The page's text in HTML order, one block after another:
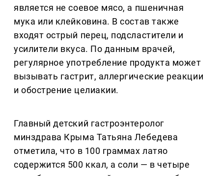
является не соевое мясо, а пшеничная
мука или клейковина. В состав также
входят острый перец, подсластители и
усилители вкуса. По данным врачей,
регулярное употребление продукта может
вызывать гастрит, аллергические реакции
и обострение целиакии.
Главный детский гастроэнтеролог
минздрава Крыма Татьяна Лебедева
отметила, что в 100 граммах латяо
содержится 500 ккал, а соли — в четыре